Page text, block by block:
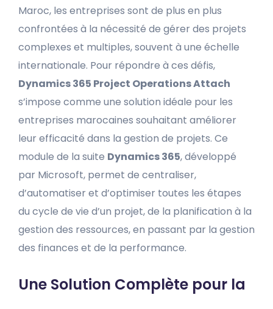
Maroc, les entreprises sont de plus en plus
confrontées à la nécessité de gérer des projets
complexes et multiples, souvent à une échelle
internationale. Pour répondre à ces défis,
Dynamics 365 Project Operations Attach
s’impose comme une solution idéale pour les
entreprises marocaines souhaitant améliorer
leur efficacité dans la gestion de projets. Ce
module de la suite Dynamics 365, développé
par Microsoft, permet de centraliser,
d’automatiser et d’optimiser toutes les étapes
du cycle de vie d’un projet, de la planification à la
gestion des ressources, en passant par la gestion
des finances et de la performance.
Une Solution Complète pour la